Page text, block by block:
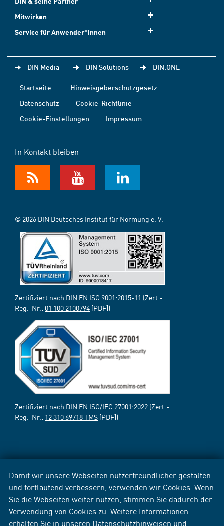
Damit wir unsere Webseiten nutzerfreundlicher gestalten
und fortlaufend verbessern, verwenden wir Cookies. Wenn
Sie die Webseiten weiter nutzen, stimmen Sie dadurch der
Verwendung von Cookies zu. Weitere Informationen
erhalten Sie in unseren Datenschutzhinweisen und
Mitwirken
Service für Anwender*innen
DIN Media DIN Solutions DIN.ONE
Startseite
Hinweisgeberschutzgesetz
Datenschutz
Cookie-Richtlinie
Cookie-Einstellungen
Impressum
In Kontakt bleiben
© 2026 DIN Deutsches Institut für Normung e. V.
Zertifiziert nach DIN EN ISO 9001:2015-11 (Zert.-
Reg.-Nr.: 01 100 2100794 [PDF])
Zertifiziert nach DIN EN ISO/IEC 27001:2022 (Zert.-
Reg.-Nr.: 12 310 69718 TMS [PDF])